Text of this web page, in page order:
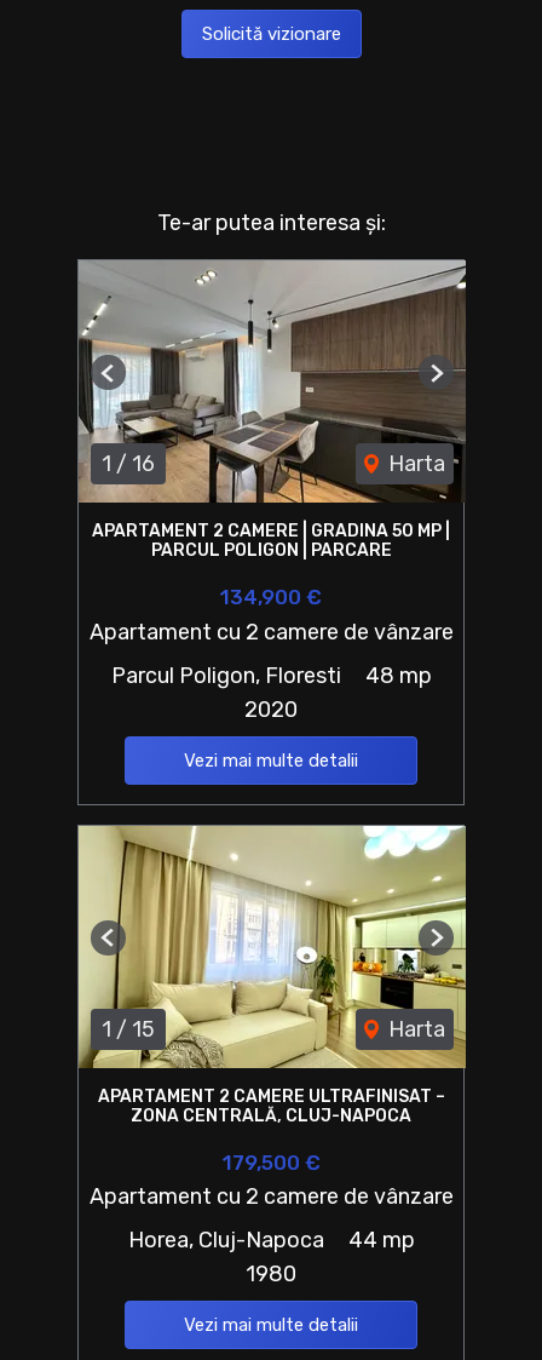
Solicită vizionare
Te-ar putea interesa și:
1 / 16 Harta
Previous Next
APARTAMENT 2 CAMERE | GRADINA 50 MP |
PARCUL POLIGON | PARCARE
134,900 €
Apartament cu 2 camere de vânzare
Parcul Poligon, Floresti
48 mp
2020
Vezi mai multe detalii
1 / 15 Harta
Previous Next
APARTAMENT 2 CAMERE ULTRAFINISAT –
ZONA CENTRALĂ, CLUJ-NAPOCA
179,500 €
Apartament cu 2 camere de vânzare
Horea, Cluj-Napoca
44 mp
1980
Vezi mai multe detalii